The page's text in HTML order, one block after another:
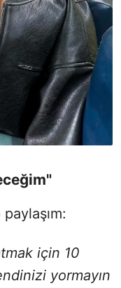
için 10
yormayın